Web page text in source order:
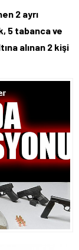
2 ayrı
5 tabanca ve
alınan 2 kişi